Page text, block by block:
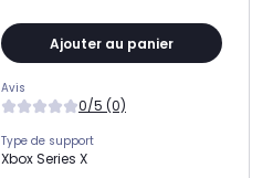
Ajouter au panier
Avis
0/5 (0)
Type de support
Xbox Series X